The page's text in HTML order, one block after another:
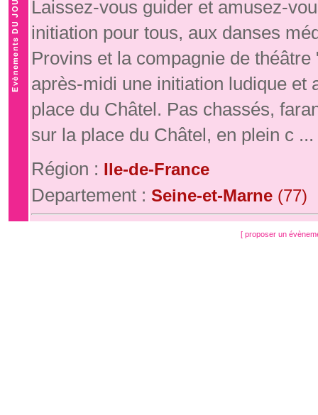
Laissez-vous guider et amusez-
initiation pour tous, aux danses
Provins et la compagnie de
après-midi une initiation ludique et
place du Châtel. Pas chassés,
sur la place du Châtel, en plein c ...
Région : Ile-de-France
Departement : Seine-et-Marne (77)
[ proposer un